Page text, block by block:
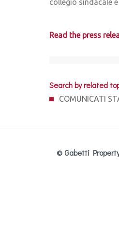
collegio sindacale
Read the press
Search by related
COMUNICATI
© Gabetti